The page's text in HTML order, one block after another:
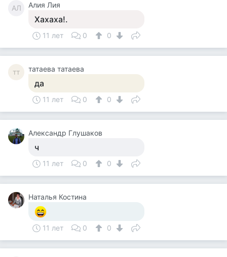
АЛ Алия Лия
Хахаха!.
11 лет 0 0
тт татаева татаева
да
11 лет 0 0
Александр Глушаков
ч
11 лет 0 0
Наталья Костина
11 лет 0 0